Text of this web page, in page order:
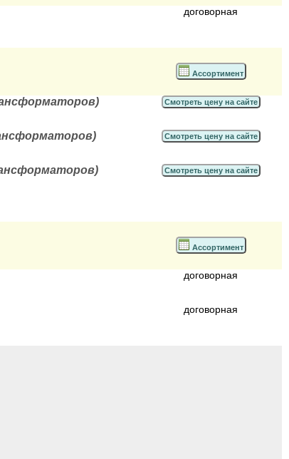
договорная
Ассортимент
Смотреть цену на сайте
Смотреть цену на сайте
Смотреть цену на сайте
Ассортимент
договорная
договорная